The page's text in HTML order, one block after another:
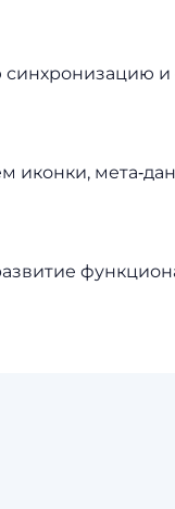
и
иконки,